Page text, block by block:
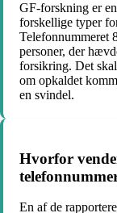
GF-forskning er
forskellige typer
Telefonnummeret
personer, der
forsikring. Det
om opkaldet
en svindel.
Hvorfor
En af de